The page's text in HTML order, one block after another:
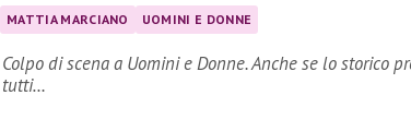
MATTIA MARCIANO UOMINI E DONNE
Colpo di scena a Uomini e Donne. Anche se lo storico
tutti…